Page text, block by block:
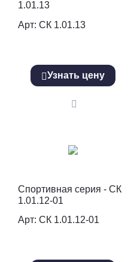
1.01.13
Арт: СК 1.01.13
Узнать цену
Спортивная серия - СК
1.01.12-01
Арт: СК 1.01.12-01